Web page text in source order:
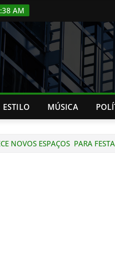
AM
ESTILO MÚSICA
NOVOS ESPAÇOS PARA